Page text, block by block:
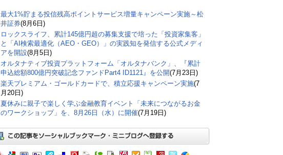
最大1%貯まる投信残高ポイントサービス増量キャンペーン実施～松
井証券(8月6日)
ロックスライフ、累計145億円超の募集支援で培った「投資家集客」
と「AI検索最適化（AEO・GEO）」の実践知を発信する公式メディ
アを開設(8月5日)
オルタナティブ投資プラットフォーム「オルタナバンク」、『累計
申込総額800億円突破記念ファンドPart4 ID1121』を公開(7月23日)
楽天プレミアム・ゴールドカードで、積立応援キャンペーン実施(7
月20日)
夏休みに親子で楽しく学ぶ金融教育イベント「未来につながるお金
のワークショップ」を、8月26日（水）に開催(7月19日)